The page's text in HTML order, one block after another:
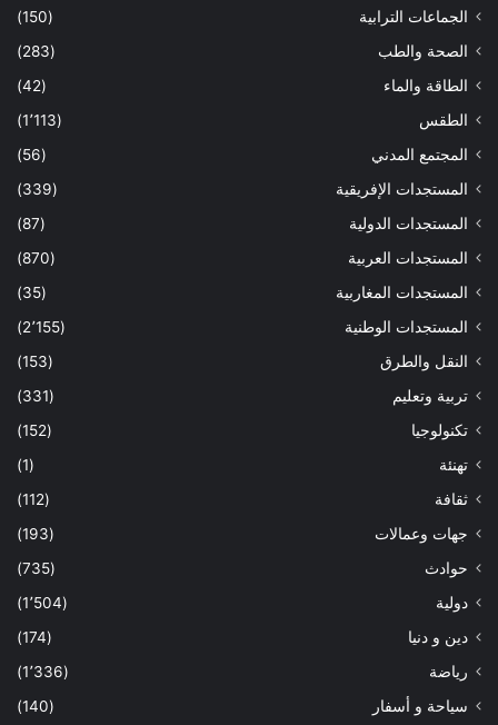
الجماعات الترابية
(150)
الصحة والطب
(283)
الطاقة والماء
(42)
الطقس
(1٬113)
المجتمع المدني
(56)
المستجدات الإفريقية
(339)
المستجدات الدولية
(87)
المستجدات العربية
(870)
المستجدات المغاربية
(35)
المستجدات الوطنية
(2٬155)
النقل والطرق
(153)
تربية وتعليم
(331)
تكنولوجيا
(152)
تهنئة
(1)
ثقافة
(112)
جهات وعمالات
(193)
حوادث
(735)
دولية
(1٬504)
دين و دنيا
(174)
رياضة
(1٬336)
سياحة و أسفار
(140)